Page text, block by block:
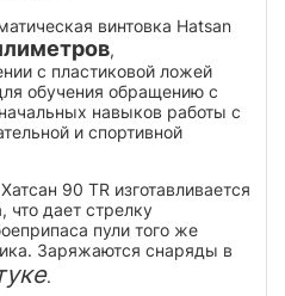
винтовка Hatsan
,
с пластиковой ложей
обучения обращению с
навыков работы с
и спортивной
90 TR изготавливается
что дает стрелку
пули того же
Заряжаются снаряды в
.